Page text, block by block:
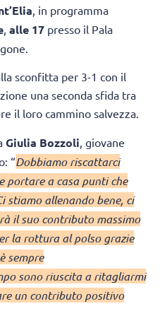
, in programma
, alle 17 presso il Pala
sconfitta per 3-1 con il
una seconda sfida tra
il loro cammino salvezza.
Giulia Bozzoli , giovane
“Dobbiamo riscattarci
portare a casa punti che
stiamo allenando bene, ci
il suo contributo massimo
la rottura al polso grazie
sempre
sono riuscita a ritagliarmi
un contributo positivo